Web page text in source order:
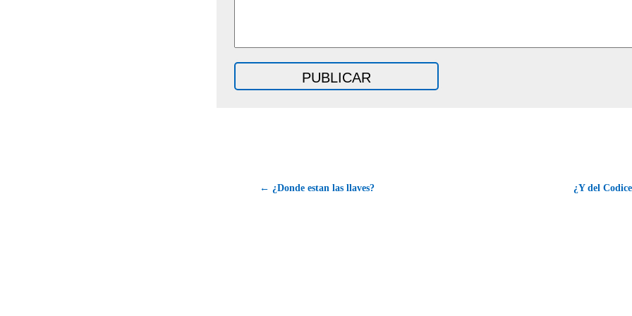
← ¿Donde estan las llaves? ¿Y del